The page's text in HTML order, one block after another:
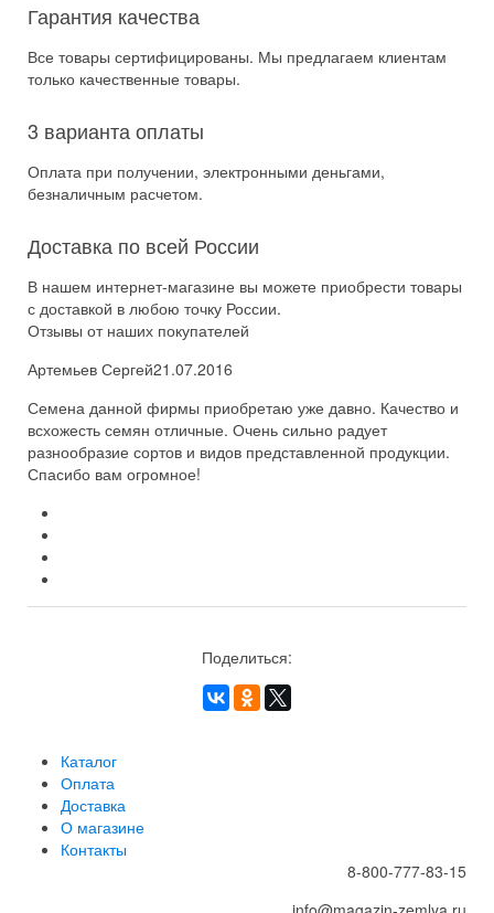
Гарантия качества
Все товары сертифицированы. Мы предлагаем клиентам
только качественные товары.
3 варианта оплаты
Оплата при получении, электронными деньгами,
безналичным расчетом.
Доставка по всей России
В нашем интернет-магазине вы можете приобрести товары
с доставкой в любою точку России.
Отзывы от наших покупателей
Артемьев Сергей21.07.2016
Семена данной фирмы приобретаю уже давно. Качество и
всхожесть семян отличные. Очень сильно радует
разнообразие сортов и видов представленной продукции.
Спасибо вам огромное!
Поделиться:
Каталог
Оплата
Доставка
О магазине
Контакты
8-800-777-83-15